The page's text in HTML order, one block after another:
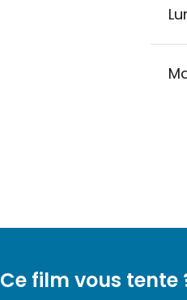
Ce film vous tente